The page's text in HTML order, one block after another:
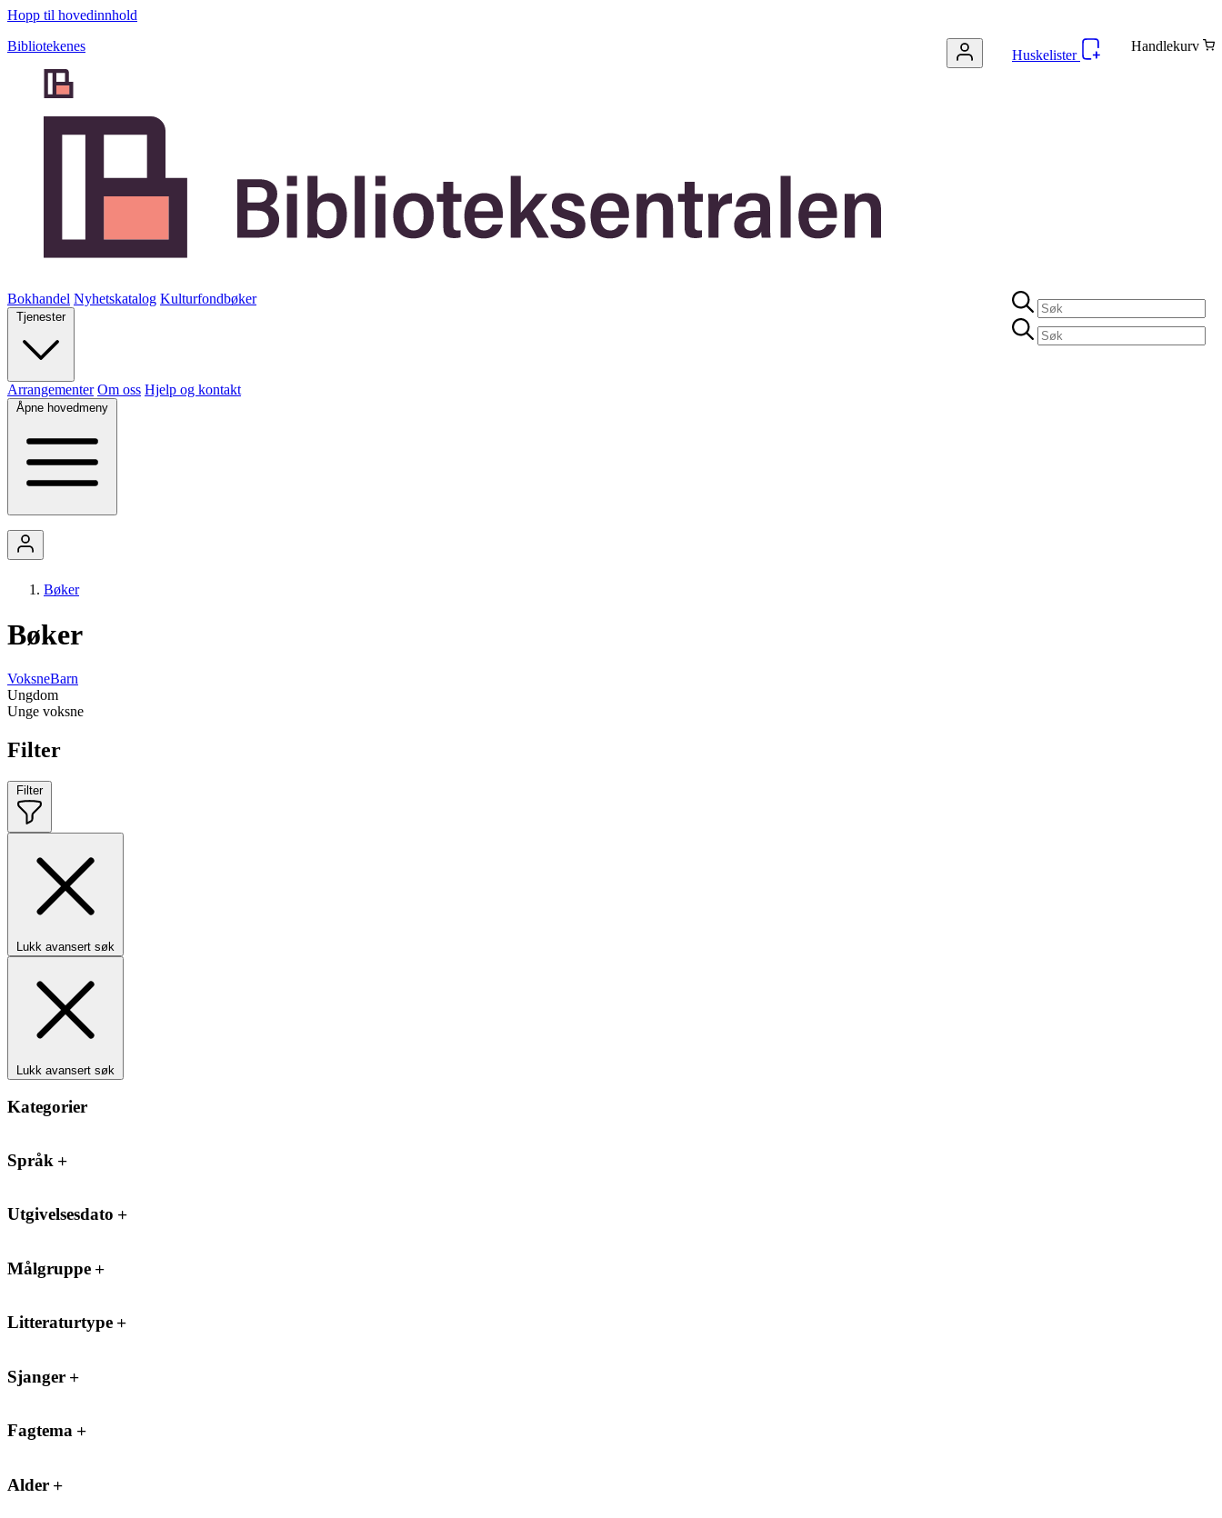
Hopp til hovedinnhold
Bibliotekenes
Bokhandel Nyhetskatalog Kulturfondbøker
Tjenester
Arrangementer Om oss Hjelp og kontakt
Åpne hovedmeny
Huskelister
Handlekurv
Bøker
Bøker
VoksneBarn
Ungdom
Unge voksne
Filter
Filter
Lukk avansert søk
Lukk avansert søk
Kategorier
Språk
Utgivelsesdato
Målgruppe
Litteraturtype
Sjanger
Fagtema
Alder